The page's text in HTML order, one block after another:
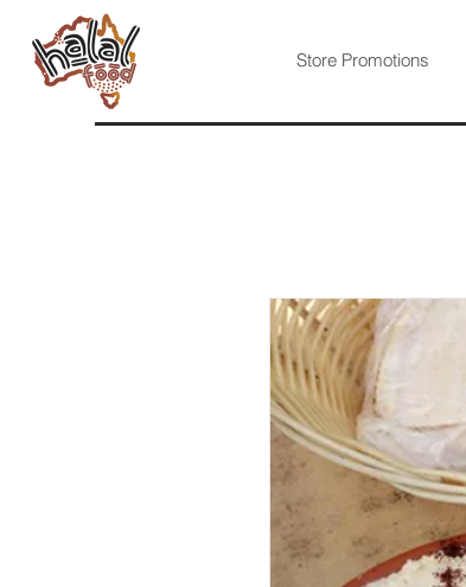
Store Promotions